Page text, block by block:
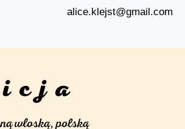
alice.klejst@gmail.com